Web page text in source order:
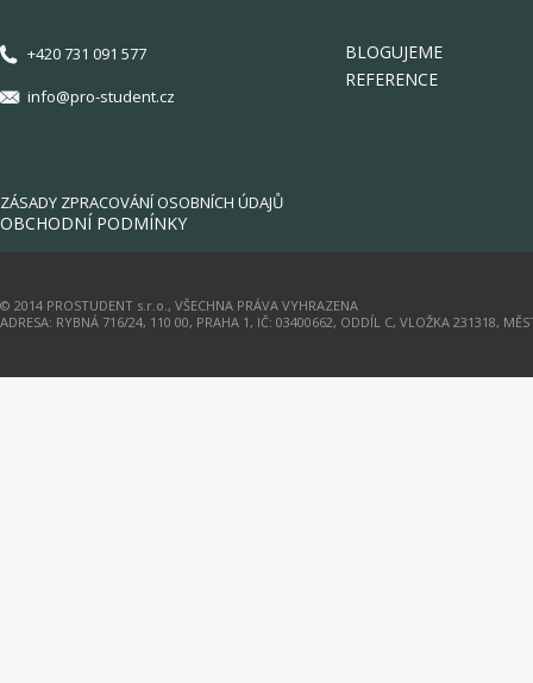
+420 731 091 577
info@pro-student.cz
ZÁSADY ZPRACOVÁNÍ OSOBNÍCH ÚDAJŮ
OBCHODNÍ PODMÍNKY
BLOGUJEME
REFERENCE
© 2014 PROSTUDENT s.r.o., VŠECHNA PRÁVA VYHRAZENA
ADRESA: RYBNÁ 716/24, 110 00, PRAHA 1, IČ: 03400662, ODDÍL C, VLOŽKA 231318,